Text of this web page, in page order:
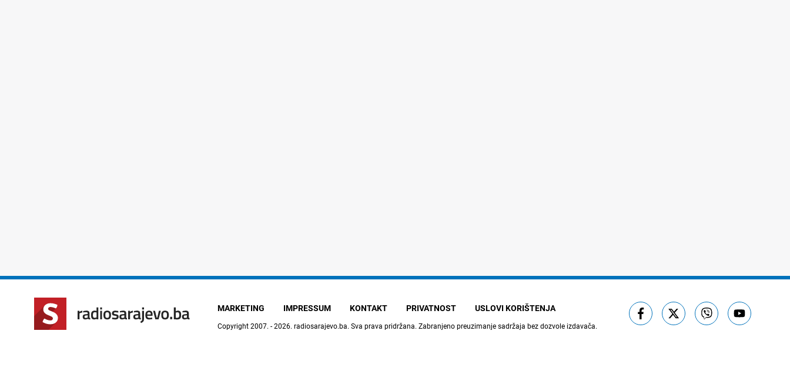
MARKETING IMPRESSUM KONTAKT PRIVATNOST USLOVI KORIŠTENJA
Copyright 2007. - 2026. radiosarajevo.ba. Sva prava pridržana. Zabranjeno preuzimanje sadržaja bez dozvole izdavača.